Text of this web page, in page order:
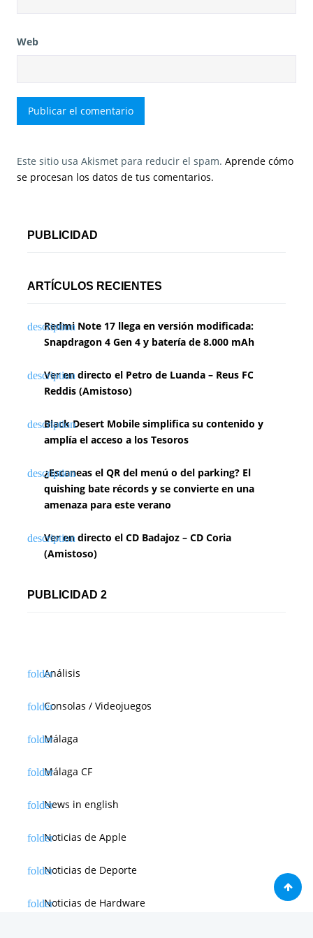
Web
Este sitio usa Akismet para reducir el spam. Aprende cómo
se procesan los datos de tus comentarios.
PUBLICIDAD
ARTÍCULOS RECIENTES
Redmi Note 17 llega en versión modificada:
Snapdragon 4 Gen 4 y batería de 8.000 mAh
Ver en directo el Petro de Luanda – Reus FC
Reddis (Amistoso)
Black Desert Mobile simplifica su contenido y
amplía el acceso a los Tesoros
¿Escaneas el QR del menú o del parking? El
quishing bate récords y se convierte en una
amenaza para este verano
Ver en directo el CD Badajoz – CD Coria
(Amistoso)
PUBLICIDAD 2
Análisis
Consolas / Videojuegos
Málaga
Málaga CF
News in english
Noticias de Apple
Noticias de Deporte
Noticias de Hardware